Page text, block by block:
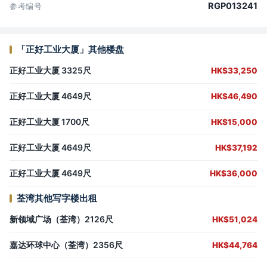
参考编号 RGP013241
「正好工业大厦」其他楼盘
正好工业大厦 3325尺 HK$33,250
正好工业大厦 4649尺 HK$46,490
正好工业大厦 1700尺 HK$15,000
正好工业大厦 4649尺 HK$37,192
正好工业大厦 4649尺 HK$36,000
荃湾其他写字楼出租
新领域广场（荃湾）2126尺 HK$51,024
嘉达环球中心（荃湾）2356尺 HK$44,764